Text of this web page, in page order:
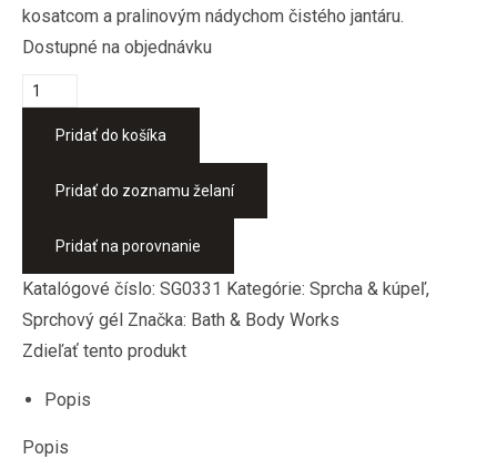
kosatcom a pralinovým nádychom čistého jantáru.
Dostupné na objednávku
Pridať do košíka
Pridať do zoznamu želaní
Pridať na porovnanie
Katalógové číslo: SG0331 Kategórie: Sprcha & kúpeľ,
Sprchový gél Značka: Bath & Body Works
Zdieľať tento produkt
Popis
Popis